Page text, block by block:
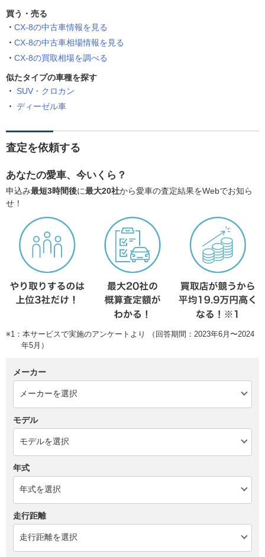
買う・売る
CX-8の中古車情報を見る
CX-8の中古車相場情報を見る
CX-8の買取相場を調べる
似たタイプの車種を探す
SUV・クロカン
ディーゼル車
査定を依頼する
あなたの愛車、今いくら？
申込み最短3時間後に最大20社から愛車の査定結果をWebでお知ら
せ！
※1：本サービスで実施のアンケートより （回答期間：2023年6月〜2024
年5月）
メーカー
モデル
年式
走行距離